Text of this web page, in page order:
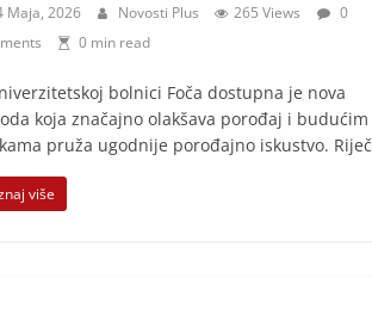
Maja, 2026 Novosti Plus 265 Views
0
0 min read
bolnici Foča dostupna je nova
koja značajno olakšava porođaj i budućim
pruža ugodnije porođajno iskustvo. Riječ
više